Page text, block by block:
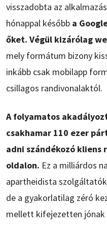
visszadobta az
hónappal később a
őket. Végül kizárólag
mely formátum bizony
inkább csak mobilapp
csillagos randivonalaktól.
A folyamatos
csakhamar 110 ezer
adni szándékozó
oldalon. Ez a milliárdos
apartheidista
de a gyakorlatilag zéró
mellett kifejezetten jónak